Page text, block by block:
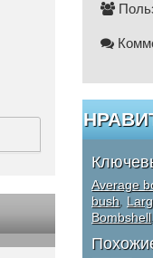
Average
bush
Bombshell,